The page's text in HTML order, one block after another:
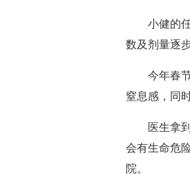
小健的任
数及剂量逐
今年春节
窒息感，同
医生拿到
会有生命危
院。